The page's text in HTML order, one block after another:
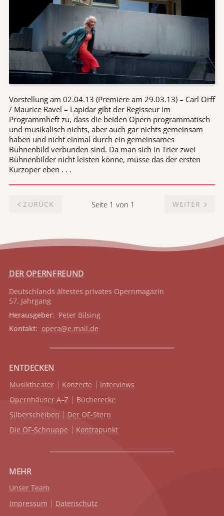
Vorstellung am 02.04.13 (Premiere am 29.03.13) – Carl Orff
/ Maurice Ravel – Lapidar gibt der Regisseur im
Programmheft zu, dass die beiden Opern programmatisch
und musikalisch nichts, aber auch gar nichts gemeinsam
haben und nicht einmal durch ein gemeinsames
Bühnenbild verbunden sind. Da man sich in Trier zwei
Bühnenbilder nicht leisten könne, müsse das der ersten
Kurzoper eben . . .
ZURÜCK Seite 1 von 1 WEITER
DER OPERNFREUND
Deutschlands ältestes privates Opernmagazin
57. Jahrgang
Herausgeber: Peter Bilsing
Kontakt: opera@e.mail.de
ENTDECKEN
Musiktheater Konzerte
Interviews
Opernhäuser A–Z
Bücherecke
Silberscheiben
Der OF-Stern
Die OF-Schnuppe
Kontrapunkt
MEHR
Unser Team
Impressum
Datenschutz